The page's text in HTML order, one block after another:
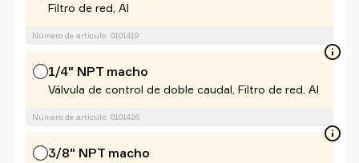
Filtro de red, Al
Número de artículo: 0101419
1/4" NPT macho
Válvula de control de doble caudal, Filtro de red, Al
Número de artículo: 0101426
3/8" NPT macho